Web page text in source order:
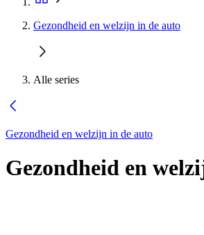
Gezondheid en welzijn in de auto
Alle series
Gezondheid en welzijn in de auto
Gezondheid en